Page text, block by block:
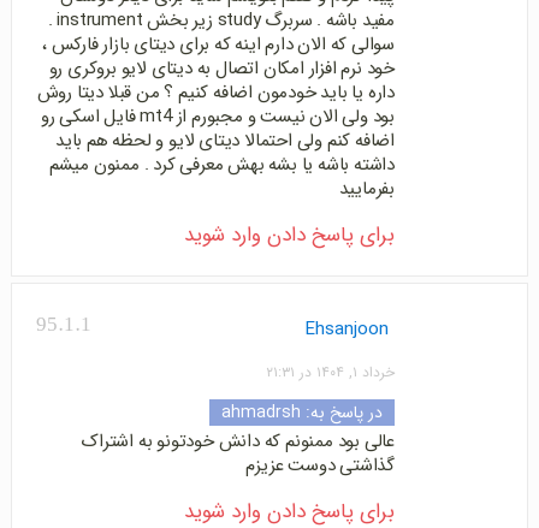
مفید باشه . سربرگ study زیر بخش instrument .
سوالی که الان دارم اینه که برای دیتای بازار فارکس ،
خود نرم افزار امکان اتصال به دیتای لایو بروکری رو
داره یا باید خودمون اضافه کنیم ؟ من قبلا دیتا روش
بود ولی الان نیست و مجبورم از mt4 فایل اسکی رو
اضافه کنم ولی احتمالا دیتای لایو و لحظه هم باید
داشته باشه یا بشه بهش معرفی کرد . ممنون میشم
بفرمایید
برای پاسخ دادن وارد شوید
95.1.1 Ehsanjoon
خرداد ۱, ۱۴۰۴ در ۲۱:۳۱
در پاسخ به: ahmadrsh
عالی بود ممنونم که دانش خودتونو به اشتراک
گذاشتی دوست عزیزم
برای پاسخ دادن وارد شوید